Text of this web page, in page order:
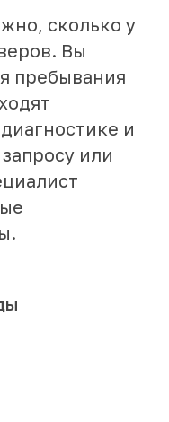
сколько у
Вы
пребывания
и
или